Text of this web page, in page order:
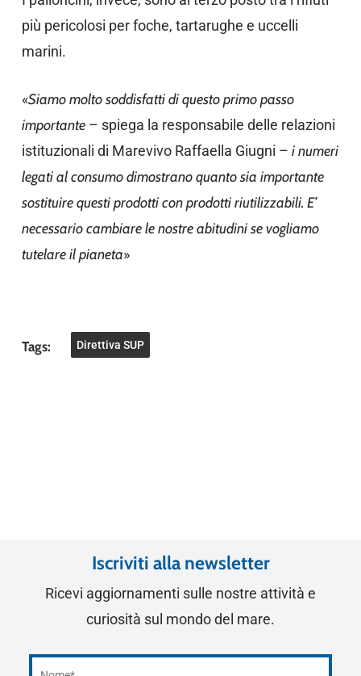
più pericolosi per foche, tartarughe e uccelli
marini.
«Siamo molto soddisfatti di questo primo passo
importante– spiega la responsabile delle relazioni
istituzionali di Marevivo Raffaella Giugni – i numeri
legati al consumo dimostrano quanto sia importante
sostituire questi prodotti con prodotti riutilizzabili. E’
necessario cambiare le nostre abitudini se vogliamo
tutelare il pianeta»
Tags: Direttiva SUP
Iscriviti alla newsletter
Ricevi aggiornamenti sulle nostre attività e
curiosità sul mondo del mare.